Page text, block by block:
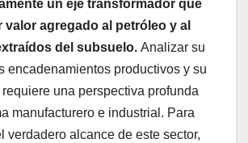
un eje transformador que
valor agregado al petróleo y al
del subsuelo. Analizar su
encadenamientos productivos y su
una perspectiva profunda
manufacturero e industrial. Para
verdadero alcance de este sector,